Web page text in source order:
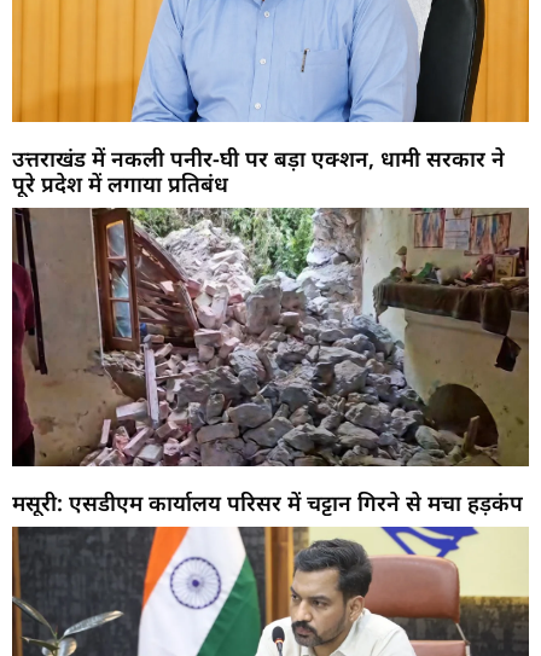
उत्तराखंड में नकली पनीर-घी पर बड़ा एक्शन, धामी सरकार ने
पूरे प्रदेश में लगाया प्रतिबंध
मसूरी: एसडीएम कार्यालय परिसर में चट्टान गिरने से मचा हड़कंप